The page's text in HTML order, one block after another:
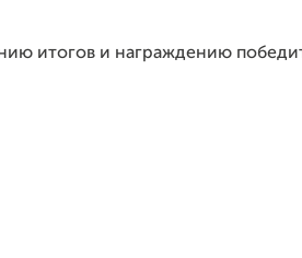
итогов и награждению